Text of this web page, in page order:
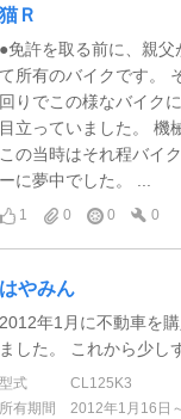
猫Ｒ
●免許を取る前に、親
て所有のバイクです。
回りでこの様なバイク
目立っていました。 機
この当時はそれ程バイ
ーに夢中でした。 ...
1 0 0 0
はやみん
2012年1月に不動車を
ました。 これから少し
型式
CL125K3
所有期間
2012年1月16日